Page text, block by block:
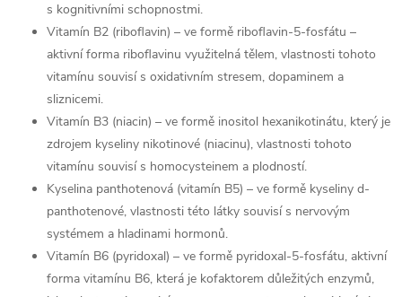
s kognitivními schopnostmi.
Vitamín B2 (riboflavin) – ve formě riboflavin-5-fosfátu –
aktivní forma riboflavinu využitelná tělem, vlastnosti tohoto
vitamínu souvisí s oxidativním stresem, dopaminem a
sliznicemi.
Vitamín B3 (niacin) – ve formě inositol hexanikotinátu, který je
zdrojem kyseliny nikotinové (niacinu), vlastnosti tohoto
vitamínu souvisí s homocysteinem a plodností.
Kyselina panthotenová (vitamín B5) – ve formě kyseliny d-
panthotenové, vlastnosti této látky souvisí s nervovým
systémem a hladinami hormonů.
Vitamín B6 (pyridoxal) – ve formě pyridoxal-5-fosfátu, aktivní
forma vitamínu B6, která je kofaktorem důležitých enzymů,